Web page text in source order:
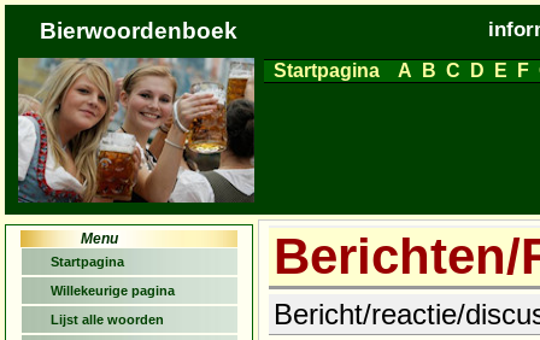
Bierwoordenboek
Startpagina A B C D E F
Menu
Startpagina
Willekeurige pagina
Lijst alle woorden
Berichten/
Bericht/reactie/